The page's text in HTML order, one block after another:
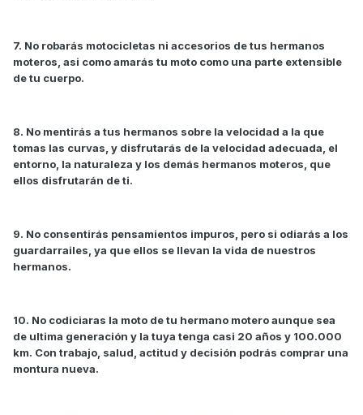
7. No robarás motocicletas ni accesorios de tus hermanos
moteros, asi como amarás tu moto como una parte extensible
de tu cuerpo.
8. No mentirás a tus hermanos sobre la velocidad a la que
tomas las curvas, y disfrutarás de la velocidad adecuada, el
entorno, la naturaleza y los demás hermanos moteros, que
ellos disfrutarán de ti.
9. No consentirás pensamientos impuros, pero si odiarás a los
guardarrailes, ya que ellos se llevan la vida de nuestros
hermanos.
10. No codiciaras la moto de tu hermano motero aunque sea
de ultima generación y la tuya tenga casi 20 años y 100.000
km. Con trabajo, salud, actitud y decisión podrás comprar una
montura nueva.